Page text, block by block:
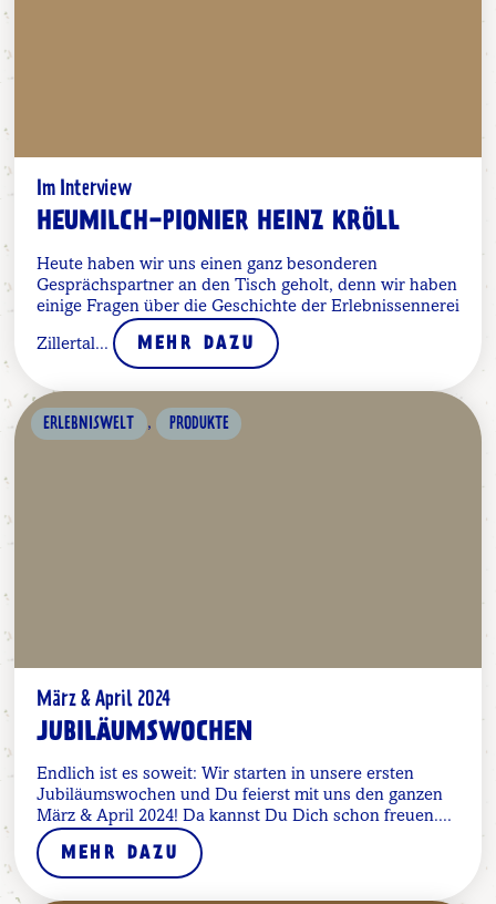
Im Interview
HEUMILCH-PIONIER HEINZ KRÖLL
Heute haben wir uns einen ganz besonderen
Gesprächspartner an den Tisch geholt, denn wir haben
einige Fragen über die Geschichte der Erlebnissennerei
Zillertal... MEHR DAZU
ERLEBNISWELT , PRODUKTE
März & April 2024
JUBILÄUMSWOCHEN
Endlich ist es soweit: Wir starten in unsere ersten
Jubiläumswochen und Du feierst mit uns den ganzen
März & April 2024! Da kannst Du Dich schon freuen....
MEHR DAZU